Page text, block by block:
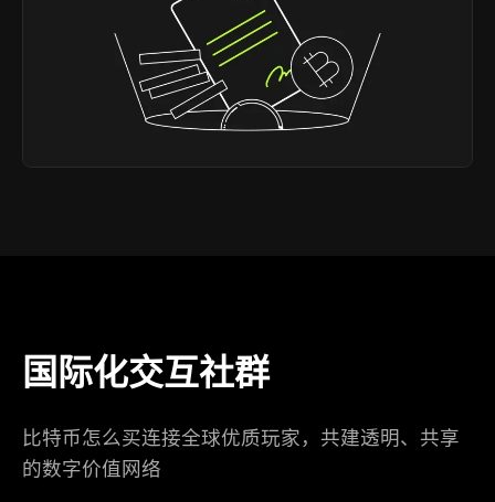
国际化交互社群
比特币怎么买连接全球优质玩家，共建透明、共享
的数字价值网络